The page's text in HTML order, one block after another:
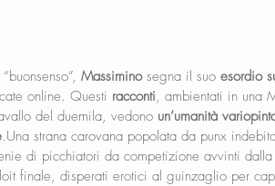
Massimino segna il suo esordio
online. Questi racconti, ambientati in una
del duemila, vedono un’umanità
.Una strana carovana popolata da punx
di picchiatori da competizione avvinti
finale, disperati erotici al guinzaglio per